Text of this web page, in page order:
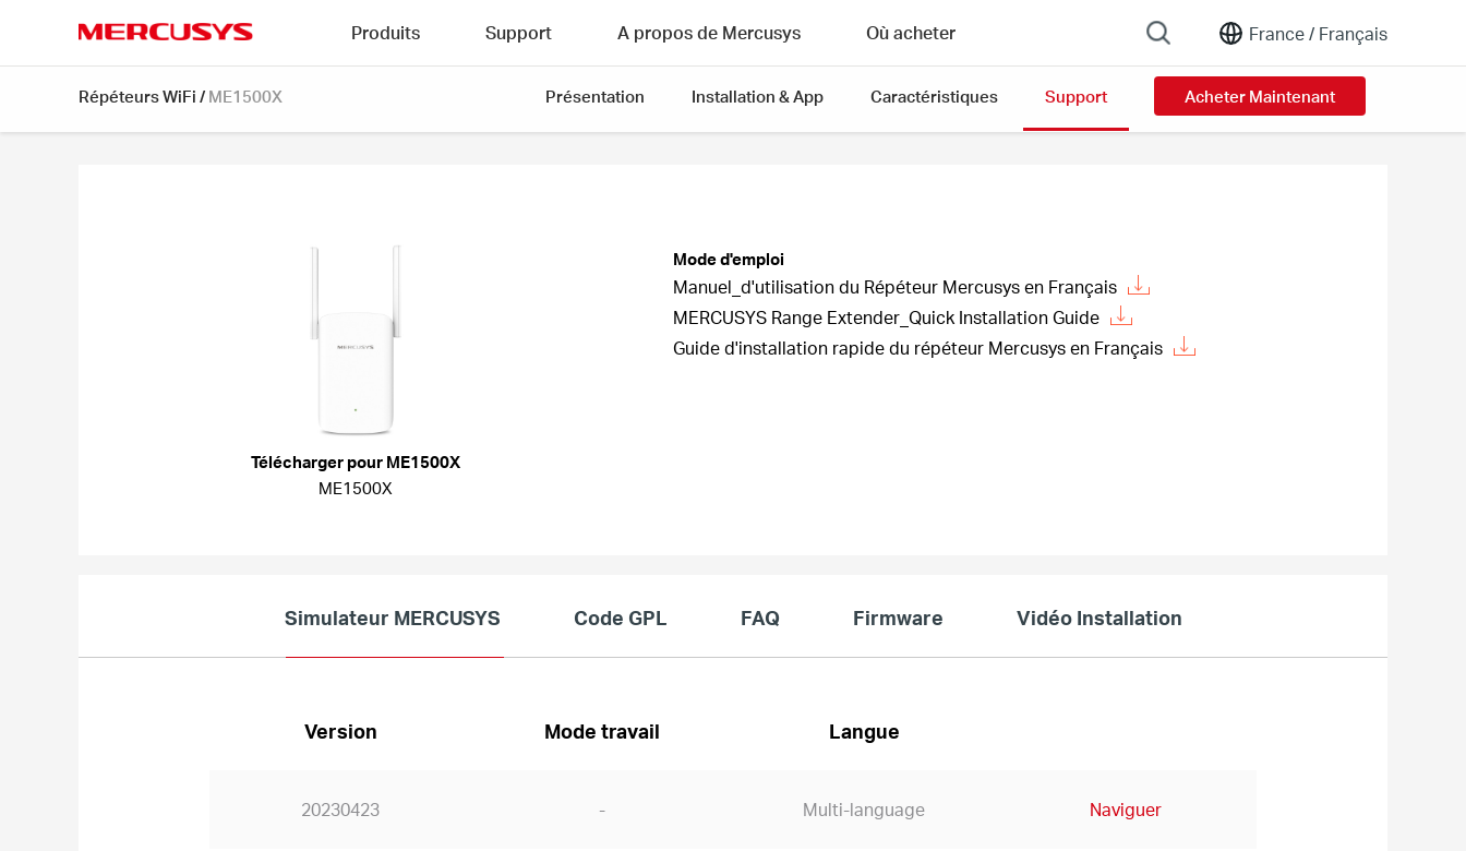
France / Français
Produits Support A propos de Mercusys Où acheter
Répéteurs WiFi / ME1500X Présentation Installation & App Caractéristiques Support Acheter Maintenant
Télécharger pour ME1500X
ME1500X
Mode d'emploi
Manuel_d'utilisation du Répéteur Mercusys en Français
MERCUSYS Range Extender_Quick Installation Guide
Guide d'installation rapide du répéteur Mercusys en Français
Simulateur MERCUSYS Code GPL FAQ Firmware Vidéo Installation
Version Mode travail Langue
20230423 - Multi-language Naviguer